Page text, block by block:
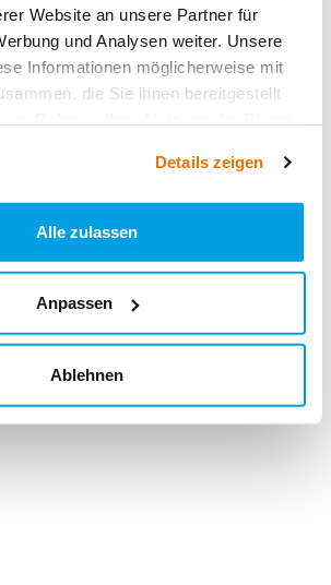
Website an unsere Partner für
und Analysen weiter. Unsere
Informationen möglicherweise mit
die Sie ihnen bereitgestellt
Details zeigen
Alle zulassen
Anpassen
Ablehnen